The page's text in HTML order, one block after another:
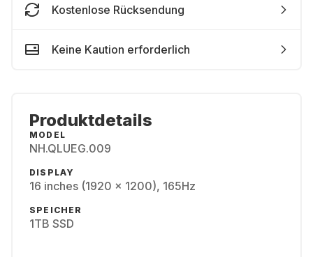
Kostenlose Rücksendung
Keine Kaution erforderlich
Produktdetails
MODEL
NH.QLUEG.009
DISPLAY
16 inches (1920 x 1200), 165Hz
SPEICHER
1TB SSD